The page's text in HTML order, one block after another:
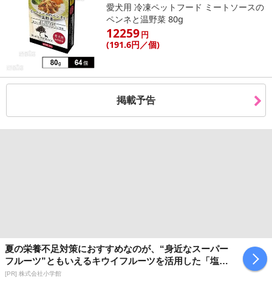
その他共通および商品カテゴリー別注意事項（※必ずご確認くだ
さい）
愛犬用 冷凍ペットフード ミートソースの
ペンネと温野菜 80g
12259円
(191.6円 ／個)
掲載予告
夏の栄養不足対策におすすめなのが、“身近なスーパー
フルーツ”ともいえるキウイフルーツを活用した「塩キ
ウイ」
[PR] 株式会社小学館